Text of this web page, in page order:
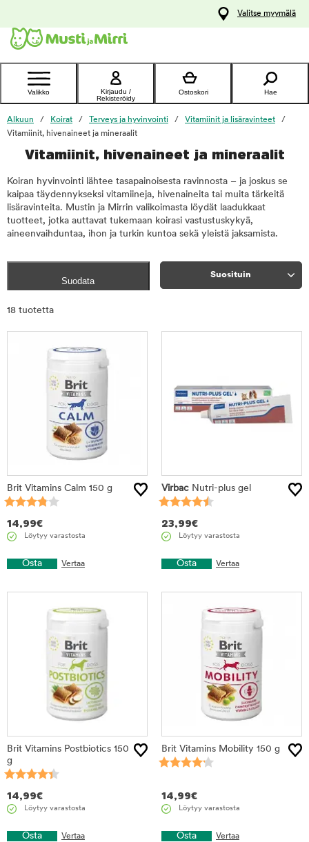
Ota yhteyttä
asiakaspalveluun
Valitse myymälä
Valikko
Kirjaudu /
Rekisteröidy
Ostoskori Hae
Alkuun Koirat Terveys ja hyvinvointi
Vitamiinit ja lisäravinteet
Vitamiinit, hivenaineet ja mineraalit
Vitamiinit, hivenaineet ja mineraalit
Koiran hyvinvointi lähtee tasapainoisesta ravinnosta – ja joskus se
kaipaa täydennykseksi vitamiineja, hivenaineita tai muita tärkeitä
lisäravinteita. Mustin ja Mirrin valikoimasta löydät laadukkaat
tuotteet, jotka auttavat tukemaan koirasi vastustuskykyä,
aineenvaihduntaa, ihon ja turkin kuntoa sekä yleistä jaksamista.
Suodata
Suosituin
18 tuotetta
Brit Vitamins Calm 150 g
14,99€
Löytyy varastosta
Osta Vertaa
Virbac Nutri-plus gel
23,99€
Löytyy varastosta
Osta Vertaa
Brit Vitamins Postbiotics 150
g
14,99€
Löytyy varastosta
Osta Vertaa
Brit Vitamins Mobility 150 g
14,99€
Löytyy varastosta
Osta Vertaa